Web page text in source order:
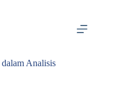
Analisis